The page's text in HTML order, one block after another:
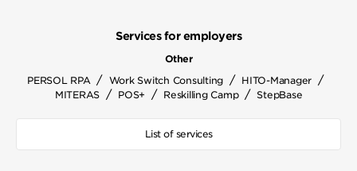
Services for employers
Other
PERSOL RPA / Work Switch Consulting / HITO-Manager /
MITERAS / POS+ / Reskilling Camp / StepBase
List of services